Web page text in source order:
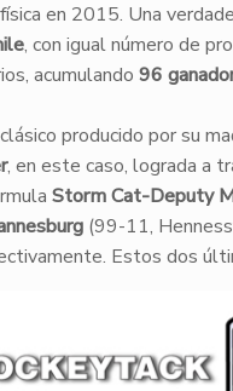
en 2015. Una
, con igual número de
acumulando 96
producido por su
, en este caso, lograda a
Storm Cat-Deputy
(99-11,
Estos dos